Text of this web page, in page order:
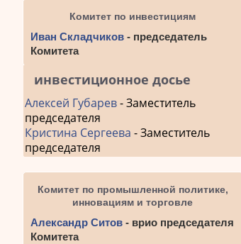
Комитет по инвестициям
Иван Складчиков - председатель
Комитета
инвестиционное досье
Алексей Губарев- Заместитель
председателя
Кристина Сергеева - Заместитель
председателя
Комитет по промышленной политике,
инновациям и торговле
Александр Ситов - врио председателя
Комитета